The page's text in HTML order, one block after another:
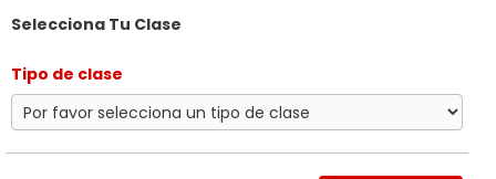
Selecciona Tu Clase
Tipo de clase